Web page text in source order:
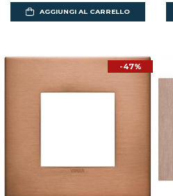
AGGIUNGI AL CARRELLO
-47%